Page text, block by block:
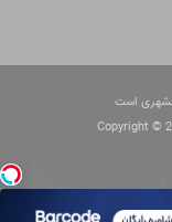
است
Copyright ©